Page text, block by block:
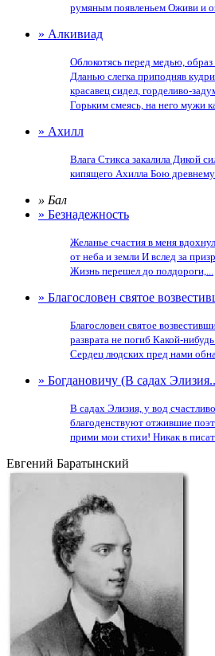
румяным появленьем Оживи и
» Алкивиад
Облокотясь перед медью,
Дланью слегка приподняв
красавец сидел, горделиво-
Горьким смеясь, на него мужи
» Ахилл
Влага Стикса закалила Дикой
кипящего Ахилла Бою древнему
» Бал
» Безнадежность
Желанье счастия в меня
от неба и земли И вслед за
Жизнь перешел до полдороги,...
» Благословен святое
Благословен святое
разврата не погиб Какой-
Сердец людских пред нами
» Богдановичу (В садах
В садах Элизия, у вод
благоденствуют отжившие
прими мои стихи! Никак в
Евгений Баратынский